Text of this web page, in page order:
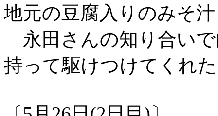
地元の豆腐入りのみそ
永田さんの知り合い
持って駆けつけてくれ